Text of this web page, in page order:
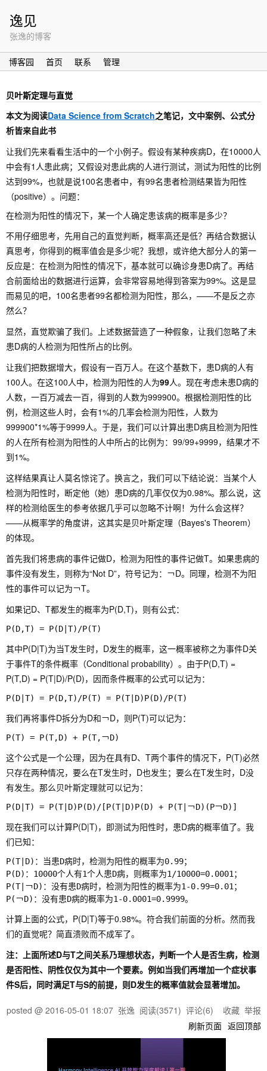
逸见
张逸的博客
博客园 首页 联系 管理
贝叶斯定理与直觉
本文为阅读Data Science from Scratch之笔记，文中案例、公式分
析皆来自此书
让我们先来看看生活中的一个小例子。假设有某种疾病D，在10000人
中会有1人患此病；又假设对患此病的人进行测试，测试为阳性的比例
达到99%，也就是说100名患者中，有99名患者检测结果皆为阳性
（positive）。问题：
不用仔细思考，先用自己的直觉判断，概率高还是低？再结合数据认
真思考，你得到的概率值会是多少呢？我想，或许绝大部分人的第一
反应是：在检测为阳性的情况下，基本就可以确诊身患D病了。再结
合前面给出的数据进行运算，会非常容易地得到答案为99%。这是显
而易见的吧，100名患者99名都检测为阳性，那么，——不是反之亦
然么？
显然，直觉欺骗了我们。上述数据营造了一种假象，让我们忽略了未
患D病的人检测为阳性所占的比例。
让我们把数据增大，假设有一百万人。在这个基数下，患D病的人有
100人。在这100人中，检测为阳性的人为99人。现在考虑未患D病的
人数，一百万减去一百，得到的人数为999900。根据检测阳性的比
例，检测这些人时，会有1%的几率会检测为阳性，人数为
999900*1%等于9999人。于是，我们可以计算出患D病且检测为阳性
的人在所有检测为阳性的人中所占的比例为：99/99+9999，结果才不
到1%。
这样结果真让人莫名惊诧了。换言之，我们可以下结论说：当某个人
检测为阳性时，断定他（她）患D病的几率仅仅为0.98%。那么说，这
样的检测给医生的参考依据几乎可以忽略不计啊！为什么会这样？
——从概率学的角度讲，这其实是贝叶斯定理（Bayes's Theorem）
的体现。
首先我们将患病的事件记做D，检测为阳性的事件记做T。如果患病的
事件没有发生，则称为“Not D”，符号记为：￢D。同理，检测不为阳
性的事件可以记为￢T。
如果记D、T都发生的概率为P(D,T)，则有公式：
其中P(D|T)为当T发生时，D发生的概率，这一概率被称之为事件D关
于事件T的条件概率（Conditional probability）。由于P(D,T) =
P(T,D) = P(T|D)/P(D)，因而条件概率的公式可以记为：
我们再将事件D拆分为D和￢D，则P(T)可以记为：
这个公式是一个公理，因为在具有D、T两个事件的情况下，P(T)必然
只存在两种情况，要么在T发生时，D也发生；要么在T发生时，D没
有发生。那么贝叶斯定理就可以记为：
现在我们可以计算P(D|T)，即测试为阳性时，患D病的概率值了。我
们已知：
P(T|D)：当患D病时，检测为阳性的概率为0.99；
P(D)：10000个人有1个人患D病，则概率为1/10000=0.0001；
P(T|￢D)：没有患D病时，检测为阳性的概率为1-0.99=0.01；
计算上面的公式，P(D|T)等于0.98%。符合我们前面的分析。然而我
们的直觉呢？简直溃败而不成军了。
注：上面所述D与T之间关系乃理想状态，判断一个人是否生病，检测
是否阳性、阴性仅仅为其中一个要素。例如当我们再增加一个症状事
件S后，同时满足T与S的前提，则D发生的概率值就会显著增加。
posted @ 2016-05-01 18:07 张逸 阅读(3571) 评论(6) 收藏 举报
刷新页面 返回顶部